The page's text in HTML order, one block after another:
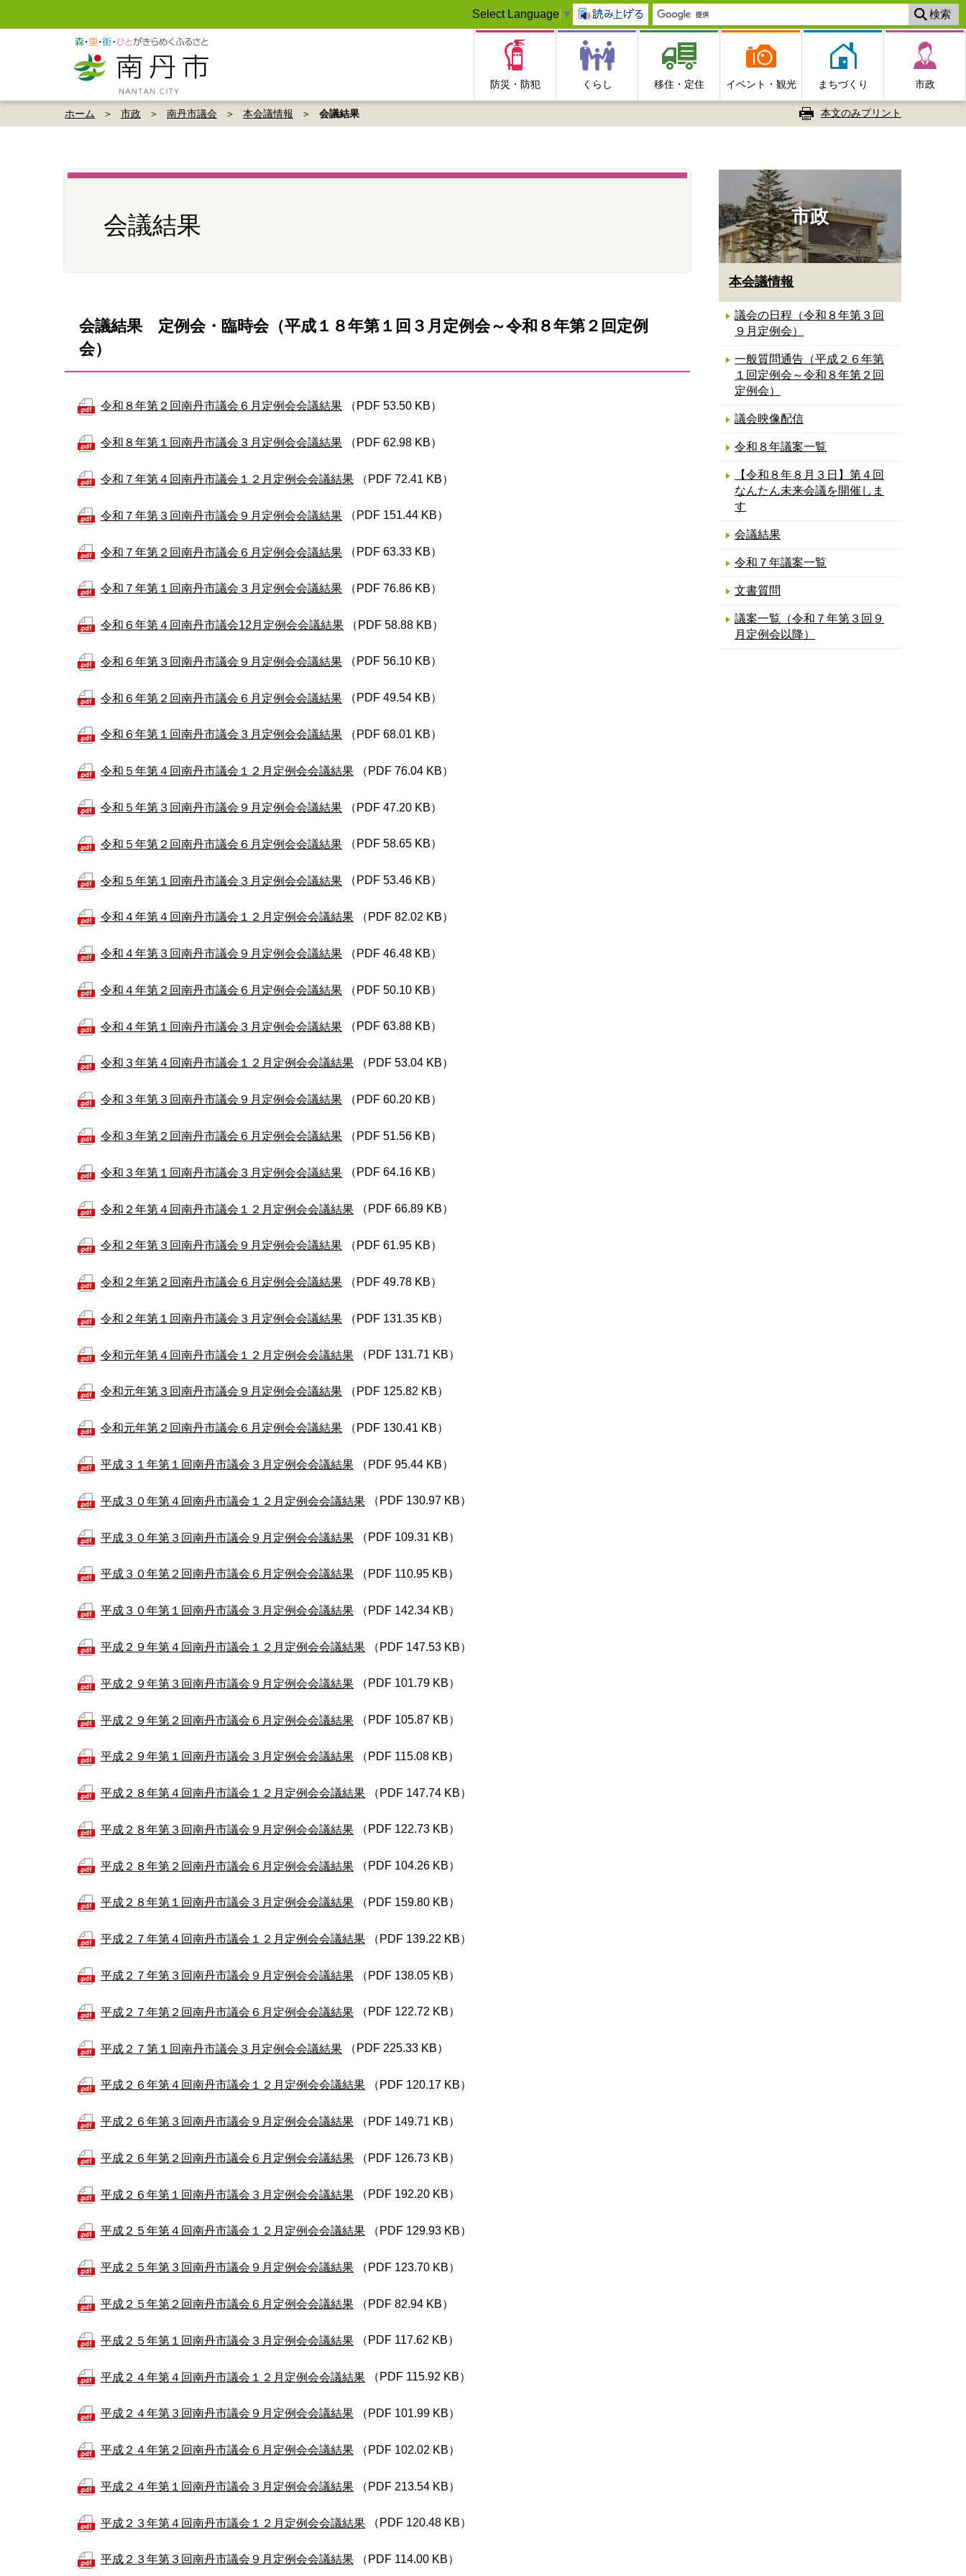
Select Language ▼
防災・防犯 くらし 移住・定住 イベント・観光 まちづくり 市政
ホーム 市政 南丹市議会 本会議情報 会議結果 本文のみプリント
市政
本会議情報
議会の日程（令和８年第３回
９月定例会）
一般質問通告（平成２６年第
１回定例会～令和８年第２回
定例会）
議会映像配信
令和８年議案一覧
【令和８年８月３日】第４回
なんたん未来会議を開催しま
す
会議結果
令和７年議案一覧
文書質問
議案一覧（令和７年第３回９
月定例会以降）
会議結果
会議結果 定例会・臨時会（平成１８年第１回３月定例会～令和８年第２回定例
会）
令和８年第２回南丹市議会６月定例会会議結果 （PDF 53.50 KB）
令和８年第１回南丹市議会３月定例会会議結果 （PDF 62.98 KB）
令和７年第４回南丹市議会１２月定例会会議結果 （PDF 72.41 KB）
令和７年第３回南丹市議会９月定例会会議結果 （PDF 151.44 KB）
令和７年第２回南丹市議会６月定例会会議結果 （PDF 63.33 KB）
令和７年第１回南丹市議会３月定例会会議結果 （PDF 76.86 KB）
令和６年第４回南丹市議会12月定例会会議結果 （PDF 58.88 KB）
令和６年第３回南丹市議会９月定例会会議結果 （PDF 56.10 KB）
令和６年第２回南丹市議会６月定例会会議結果 （PDF 49.54 KB）
令和６年第１回南丹市議会３月定例会会議結果 （PDF 68.01 KB）
令和５年第４回南丹市議会１２月定例会会議結果 （PDF 76.04 KB）
令和５年第３回南丹市議会９月定例会会議結果 （PDF 47.20 KB）
令和５年第２回南丹市議会６月定例会会議結果 （PDF 58.65 KB）
令和５年第１回南丹市議会３月定例会会議結果 （PDF 53.46 KB）
令和４年第４回南丹市議会１２月定例会会議結果 （PDF 82.02 KB）
令和４年第３回南丹市議会９月定例会会議結果 （PDF 46.48 KB）
令和４年第２回南丹市議会６月定例会会議結果 （PDF 50.10 KB）
令和４年第１回南丹市議会３月定例会会議結果 （PDF 63.88 KB）
令和３年第４回南丹市議会１２月定例会会議結果 （PDF 53.04 KB）
令和３年第３回南丹市議会９月定例会会議結果 （PDF 60.20 KB）
令和３年第２回南丹市議会６月定例会会議結果 （PDF 51.56 KB）
令和３年第１回南丹市議会３月定例会会議結果 （PDF 64.16 KB）
令和２年第４回南丹市議会１２月定例会会議結果 （PDF 66.89 KB）
令和２年第３回南丹市議会９月定例会会議結果 （PDF 61.95 KB）
令和２年第２回南丹市議会６月定例会会議結果 （PDF 49.78 KB）
令和２年第１回南丹市議会３月定例会会議結果 （PDF 131.35 KB）
令和元年第４回南丹市議会１２月定例会会議結果 （PDF 131.71 KB）
令和元年第３回南丹市議会９月定例会会議結果 （PDF 125.82 KB）
令和元年第２回南丹市議会６月定例会会議結果 （PDF 130.41 KB）
平成３１年第１回南丹市議会３月定例会会議結果 （PDF 95.44 KB）
平成３０年第４回南丹市議会１２月定例会会議結果 （PDF 130.97 KB）
平成３０年第３回南丹市議会９月定例会会議結果 （PDF 109.31 KB）
平成３０年第２回南丹市議会６月定例会会議結果 （PDF 110.95 KB）
平成３０年第１回南丹市議会３月定例会会議結果 （PDF 142.34 KB）
平成２９年第４回南丹市議会１２月定例会会議結果 （PDF 147.53 KB）
平成２９年第３回南丹市議会９月定例会会議結果 （PDF 101.79 KB）
平成２９年第２回南丹市議会６月定例会会議結果 （PDF 105.87 KB）
平成２９年第１回南丹市議会３月定例会会議結果 （PDF 115.08 KB）
平成２８年第４回南丹市議会１２月定例会会議結果 （PDF 147.74 KB）
平成２８年第３回南丹市議会９月定例会会議結果 （PDF 122.73 KB）
平成２８年第２回南丹市議会６月定例会会議結果 （PDF 104.26 KB）
平成２８年第１回南丹市議会３月定例会会議結果 （PDF 159.80 KB）
平成２７年第４回南丹市議会１２月定例会会議結果 （PDF 139.22 KB）
平成２７年第３回南丹市議会９月定例会会議結果 （PDF 138.05 KB）
平成２７年第２回南丹市議会６月定例会会議結果 （PDF 122.72 KB）
平成２７第１回南丹市議会３月定例会会議結果 （PDF 225.33 KB）
平成２６年第４回南丹市議会１２月定例会会議結果 （PDF 120.17 KB）
平成２６年第３回南丹市議会９月定例会会議結果 （PDF 149.71 KB）
平成２６年第２回南丹市議会６月定例会会議結果 （PDF 126.73 KB）
平成２６年第１回南丹市議会３月定例会会議結果 （PDF 192.20 KB）
平成２５年第４回南丹市議会１２月定例会会議結果 （PDF 129.93 KB）
平成２５年第３回南丹市議会９月定例会会議結果 （PDF 123.70 KB）
平成２５年第２回南丹市議会６月定例会会議結果 （PDF 82.94 KB）
平成２５年第１回南丹市議会３月定例会会議結果 （PDF 117.62 KB）
平成２４年第４回南丹市議会１２月定例会会議結果 （PDF 115.92 KB）
平成２４年第３回南丹市議会９月定例会会議結果 （PDF 101.99 KB）
平成２４年第２回南丹市議会６月定例会会議結果 （PDF 102.02 KB）
平成２４年第１回南丹市議会３月定例会会議結果 （PDF 213.54 KB）
平成２３年第４回南丹市議会１２月定例会会議結果 （PDF 120.48 KB）
平成２３年第３回南丹市議会９月定例会会議結果 （PDF 114.00 KB）